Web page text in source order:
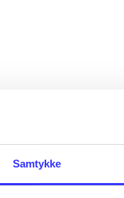
Samtykke
...
...